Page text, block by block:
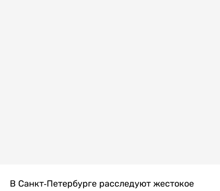
В Санкт-Петербурге расследуют жестокое